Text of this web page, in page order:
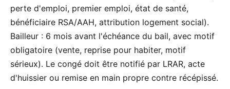
perte d'emploi, premier emploi, état de santé,
bénéficiaire RSA/AAH, attribution logement social).
Bailleur : 6 mois avant l'échéance du bail, avec motif
obligatoire (vente, reprise pour habiter, motif
sérieux). Le congé doit être notifié par LRAR, acte
d'huissier ou remise en main propre contre récépissé.